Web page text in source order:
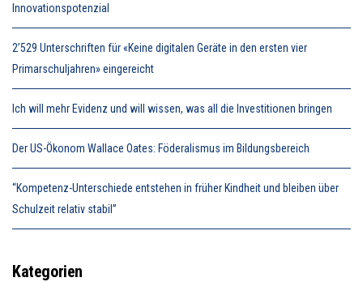
Innovationspotenzial
2’529 Unterschriften für «Keine digitalen Geräte in den ersten vier
Primarschuljahren» eingereicht
Ich will mehr Evidenz und will wissen, was all die Investitionen bringen
Der US-Ökonom Wallace Oates: Föderalismus im Bildungsbereich
“Kompetenz-Unterschiede entstehen in früher Kindheit und bleiben über
Schulzeit relativ stabil”
Kategorien